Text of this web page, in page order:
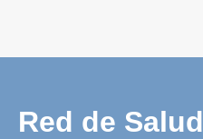
Red de Salud